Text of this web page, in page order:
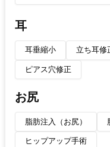
耳
耳垂縮小 立ち耳修
ピアス穴修正
お尻
脂肪注入（お尻）
ヒップアップ手術